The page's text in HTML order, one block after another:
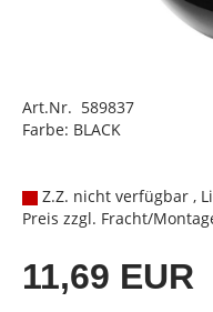
Art.Nr. 589837
Farbe: BLACK
Z.Z. nicht verfügbar ,
Preis zzgl. Fracht/
11,69 EUR